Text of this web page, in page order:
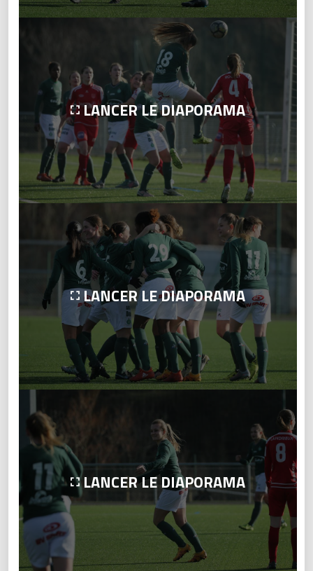
LANCER LE DIAPORAMA
LANCER LE DIAPORAMA
LANCER LE DIAPORAMA